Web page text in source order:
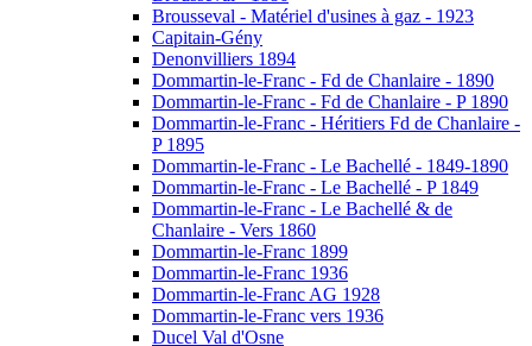
Brousseval - Matériel d'usines à gaz - 1923
Capitain-Gény
Denonvilliers 1894
Dommartin-le-Franc - Fd de Chanlaire - 1890
Dommartin-le-Franc - Fd de Chanlaire - P 1890
Dommartin-le-Franc - Héritiers Fd de Chanlaire -
P 1895
Dommartin-le-Franc - Le Bachellé - 1849-1890
Dommartin-le-Franc - Le Bachellé - P 1849
Dommartin-le-Franc - Le Bachellé & de
Chanlaire - Vers 1860
Dommartin-le-Franc 1899
Dommartin-le-Franc 1936
Dommartin-le-Franc AG 1928
Dommartin-le-Franc vers 1936
Ducel Val d'Osne